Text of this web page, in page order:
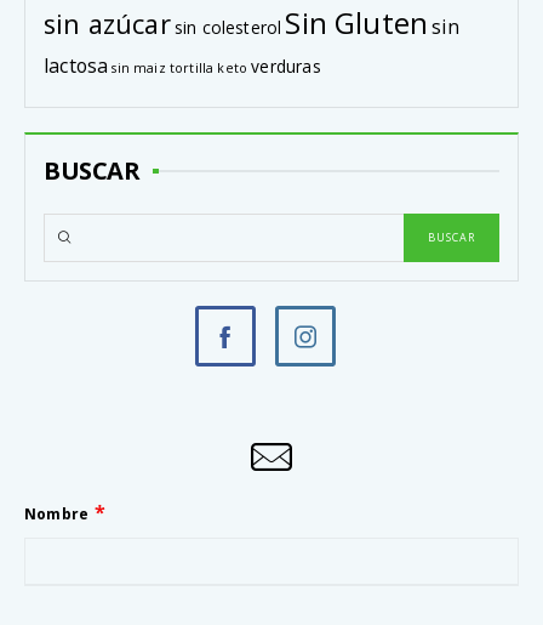
sin azúcarsin colesterol Sin Gluten sin
lactosa sin maiz tortilla keto verduras
BUSCAR
Nombre